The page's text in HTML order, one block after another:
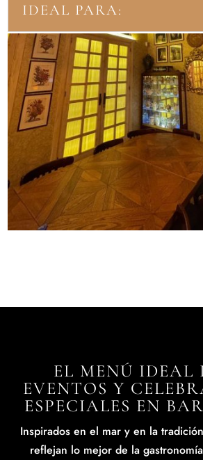
IDEAL PARA:
EL MENÚ IDEAL
EVENTOS Y
ESPECIALES EN
Inspirados en el mar y en la
reflejan lo mejor de la